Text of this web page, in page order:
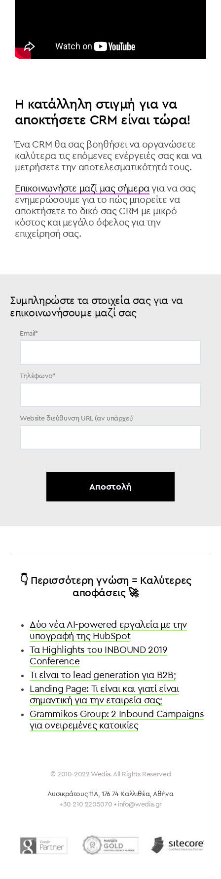
Η κατάλληλη στιγμή για να
αποκτήσετε CRM είναι τώρα!
Ένα CRM θα σας βοηθήσει να οργανώσετε
καλύτερα τις επόμενες ενέργειές σας και να
μετρήσετε την αποτελεσματικότητά τους.
Επικοινωνήστε μαζί μας σήμερα για να σας
ενημερώσουμε για το πώς μπορείτε να
αποκτήσετε το δικό σας CRM με μικρό
κόστος και μεγάλο όφελος για την
επιχείρησή σας.
Συμπληρώστε τα στοιχεία σας για να
επικοινωνήσουμε μαζί σας
Email *
Τηλέφωνο*
Website διεύθυνση URL (αν υπάρχει)
👇 Περισσότερη γνώση = Καλύτερες
αποφάσεις 🚀
Δύο νέα AI-powered εργαλεία με την
υπογραφή της HubSpot
Τα Highlights του INBOUND 2019
Conference
Τι είναι το lead generation για Β2Β;
Landing Page: Τι είναι και γιατί είναι
σημαντική για την εταιρεία σας;
Grammikos Group: 2 Inbound Campaigns
για ονειρεμένες κατοικίες
© 2010-2022 Wedia. All Rights Reserved
Λυσικράτους 11Α, 176 74 Καλλιθέα , Αθήνα
+30 210 2205070 • info@wedia.gr